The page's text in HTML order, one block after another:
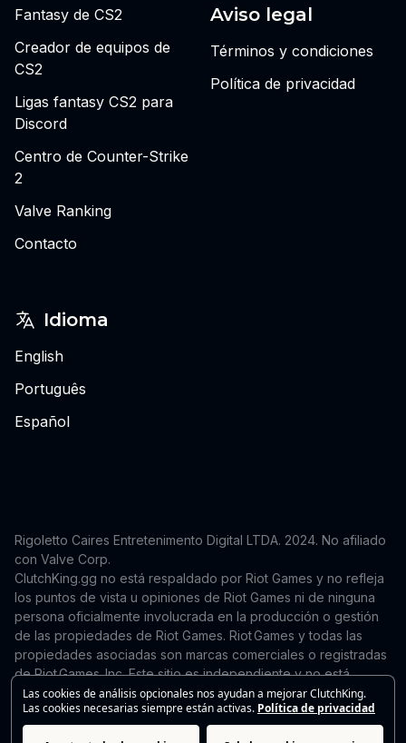
Las cookies de análisis opcionales nos ayudan a mejorar ClutchKing.
Las cookies necesarias siempre están activas. Política de privacidad
Fantasy de CS2
Creador de equipos de
CS2
Ligas fantasy CS2 para
Discord
Centro de Counter-Strike
2
Valve Ranking
Contacto
Aviso legal
Términos y condiciones
Política de privacidad
Idioma
English
Português
Español
Rigoletto Caires Entretenimento Digital LTDA. 2024. No afiliado
con Valve Corp.
ClutchKing.gg no está respaldado por Riot Games y no refleja
los puntos de vista u opiniones de Riot Games ni de ninguna
persona oficialmente involucrada en la producción o gestión
de las propiedades de Riot Games. Riot Games y todas las
propiedades asociadas son marcas comerciales o registradas
de Riot Games, Inc. Este sitio es independiente y no está
respaldado ni afiliado con Riot Games. Para solicitudes de
eliminación o corrección, contacte a:
support@clutchking.com.br